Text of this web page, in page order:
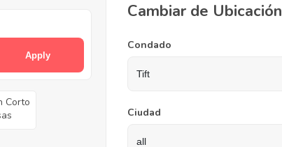
Apply
Corto
Cambiar de Ubicación
Condado
Ciudad